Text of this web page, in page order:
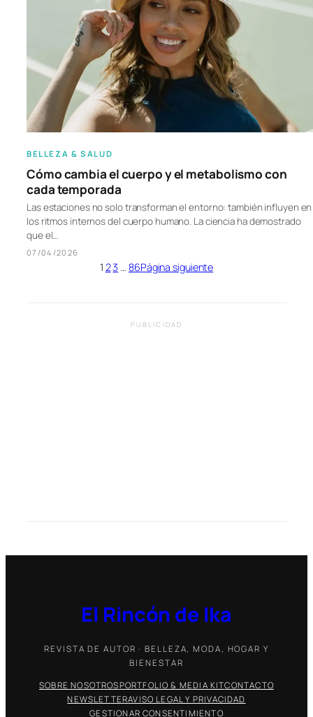
BELLEZA & SALUD
Cómo cambia el cuerpo y el metabolismo con
cada temporada
Las estaciones no solo transforman el entorno: también influyen en
los ritmos internos del cuerpo humano. La ciencia ha demostrado
que el…
07/04/2026
1 23 … 86Página siguiente
PUBLICIDAD
El Rincón de Ika
REVISTA DE AUTOR · BELLEZA, MODA, HOGAR Y
BIENESTAR
SOBRE NOSOTROSPORTFOLIO & MEDIA KITCONTACTO
NEWSLETTERAVISO LEGAL Y PRIVACIDAD
GESTIONAR CONSENTIMIENTO